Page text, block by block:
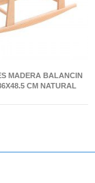
MADERA BALANCIN
CM NATURAL